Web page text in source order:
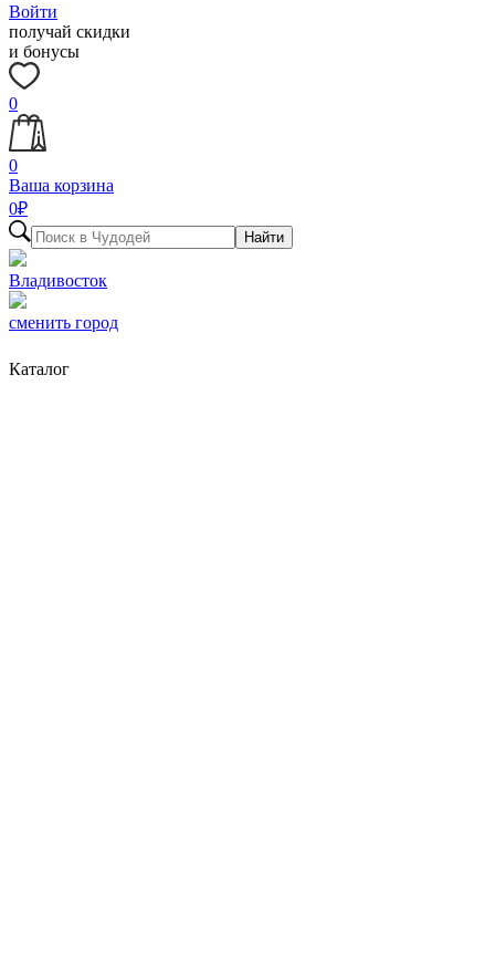
Войти
получай скидки
и бонусы
0
0
Ваша корзина
0₽
Найти
Владивосток
сменить город
Каталог